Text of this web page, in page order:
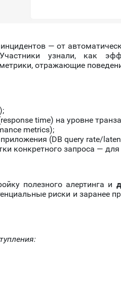
— от
узнали, как
отражающие
time) на уровне
metrics);
(DB query rate/
конкретного запроса —
полезного алертинга и
риски и